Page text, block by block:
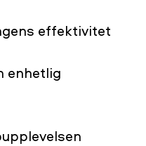
effektivitet
enhetlig